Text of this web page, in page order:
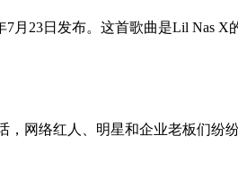
7月23日发布。这首歌曲是Lil Nas X
网络红人、明星和企业老板们纷